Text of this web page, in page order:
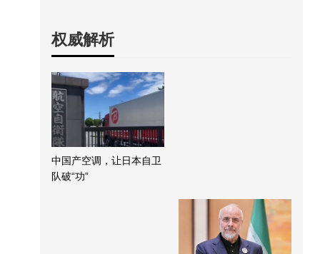
权威解析
中国产空调，让日本自卫
队破“功”